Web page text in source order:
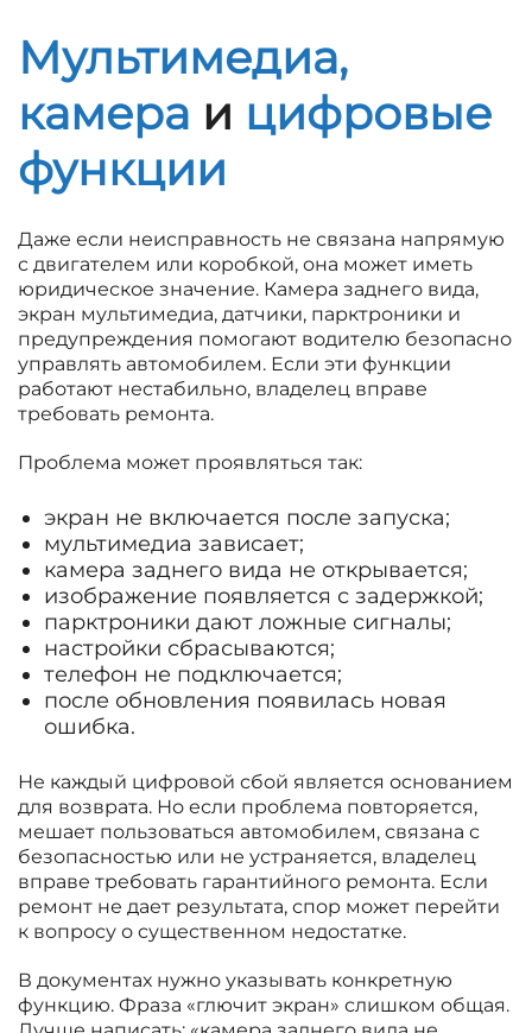
Мультимедиа,
камера и цифровые
функции
Даже если неисправность не связана напрямую
с двигателем или коробкой, она может иметь
юридическое значение. Камера заднего вида,
экран мультимедиа, датчики, парктроники и
предупреждения помогают водителю безопасно
управлять автомобилем. Если эти функции
работают нестабильно, владелец вправе
требовать ремонта.
Проблема может проявляться так:
экран не включается после запуска;
мультимедиа зависает;
камера заднего вида не открывается;
изображение появляется с задержкой;
парктроники дают ложные сигналы;
настройки сбрасываются;
телефон не подключается;
после обновления появилась новая
ошибка.
Не каждый цифровой сбой является основанием
для возврата. Но если проблема повторяется,
мешает пользоваться автомобилем, связана с
безопасностью или не устраняется, владелец
вправе требовать гарантийного ремонта. Если
ремонт не дает результата, спор может перейти
к вопросу о существенном недостатке.
В документах нужно указывать конкретную
функцию. Фраза «глючит экран» слишком общая.